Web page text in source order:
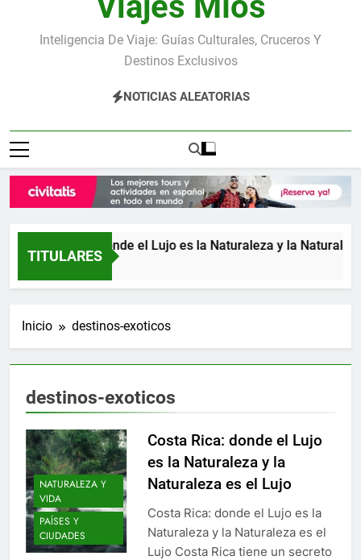
Inteligencia De Viaje: Guías Culturales, Cruceros Y
Destinos Exclusivos
NOTICIAS ALEATORIAS
TITULARES
Costa Rica: donde el Lujo es la Naturaleza y la Naturaleza
1 Día Atrás
Inicio destinos-exoticos
destinos-exoticos
NATURALEZA Y
VIDA
PAÍSES Y
CIUDADES
Costa Rica: donde el Lujo
es la Naturaleza y la
Naturaleza es el Lujo
Costa Rica: donde el Lujo es la
Naturaleza y la Naturaleza es el
Lujo Costa Rica tiene un secreto